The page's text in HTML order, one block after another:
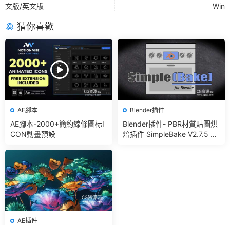
文版/英文版
Win
猜你喜歡
AE腳本
AE腳本-2000+簡約線條圖标I
CON動畫預設
Blender插件
Blender插件- PBR材質貼圖烘
焙插件 SimpleBake V2.7.5 –
AE插件